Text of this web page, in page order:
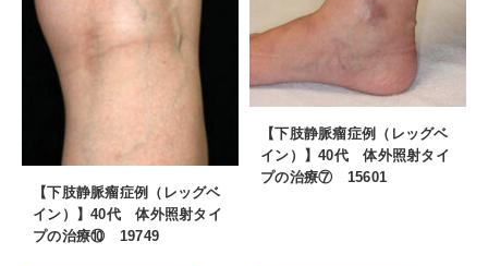
【下肢静脈瘤症例（レッグベ
イン）】40代 体外照射タイ
プの治療⑩ 19749
【下肢静脈瘤症例（レッグベ
イン）】40代 体外照射タイ
プの治療⑦ 15601